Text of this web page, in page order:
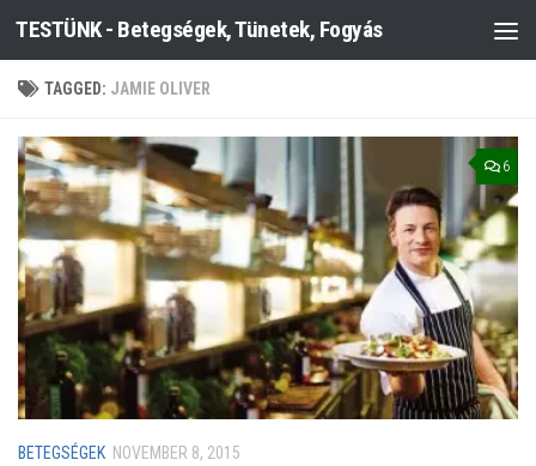
Skip to content
TESTÜNK - Betegségek, Tünetek, Fogyás
TAGGED: JAMIE OLIVER
6
BETEGSÉGEK NOVEMBER 8, 2015